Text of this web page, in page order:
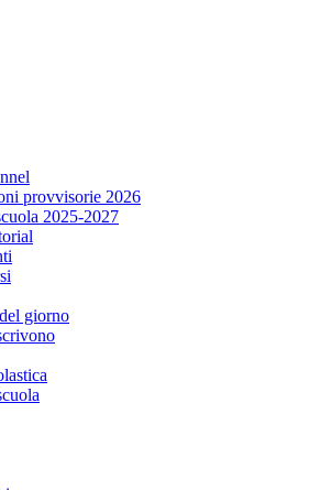
provvisorie 2026
2025-2027
giorno